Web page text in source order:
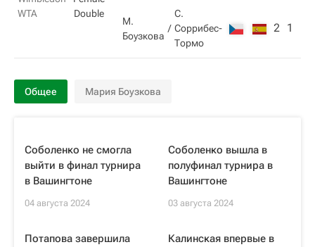
WTA
Double
М.
Боузкова
С.
Соррибес-
Тормо
2 1
Общее Мария Боузкова
Соболенко не смогла
выйти в финал турнира
в Вашингтоне
04 августа 2024
Соболенко вышла в
полуфинал турнира в
Вашингтоне
03 августа 2024
Потапова завершила
Калинская впервые в